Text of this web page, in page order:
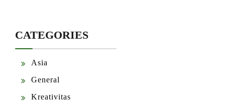
CATEGORIES
Asia
General
Kreativitas